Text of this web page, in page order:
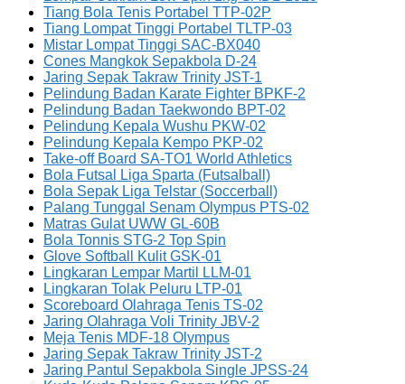
Tiang Bola Tenis Portabel TTP-02P
Tiang Lompat Tinggi Portabel TLTP-03
Mistar Lompat Tinggi SAC-BX040
Cones Mangkok Sepakbola D-24
Jaring Sepak Takraw Trinity JST-1
Pelindung Badan Karate Fighter BPKF-2
Pelindung Badan Taekwondo BPT-02
Pelindung Kepala Wushu PKW-02
Pelindung Kepala Kempo PKP-02
Take-off Board SA-TO1 World Athletics
Bola Futsal Liga Sparta (Futsalball)
Bola Sepak Liga Telstar (Soccerball)
Palang Tunggal Senam Olympus PTS-02
Matras Gulat UWW GL-60B
Bola Tonnis STG-2 Top Spin
Glove Softball Kulit GSK-01
Lingkaran Lempar Martil LLM-01
Lingkaran Tolak Peluru LTP-01
Scoreboard Olahraga Tenis TS-02
Jaring Olahraga Voli Trinity JBV-2
Meja Tenis MDF-18 Olympus
Jaring Sepak Takraw Trinity JST-2
Jaring Pantul Sepakbola Single JPSS-24